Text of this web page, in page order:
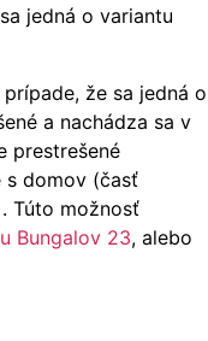
jedná o variantu
že sa jedná o
a nachádza sa v
prestrešené
s domov (časť
Túto možnosť
Bungalov 23, alebo